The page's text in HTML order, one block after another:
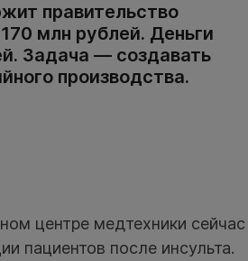
правительство
млн рублей. Деньги
Задача — создавать
производства.
центре медтехники сейчас
пациентов после инсульта.